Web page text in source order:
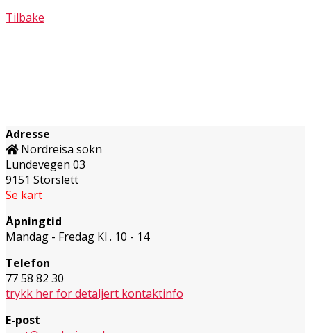
Tilbake
Adresse
Nordreisa sokn
Lundevegen 03
9151 Storslett
Se kart
Åpningtid
Mandag - Fredag Kl . 10 - 14
Telefon
77 58 82 30
trykk her for detaljert kontaktinfo
E-post